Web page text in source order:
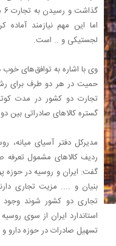
اما این مهم نیازمند
لجستیکی و .. است.
وی با اشاره به توافق‌های
حمیت در هر دو طرف برای
تجارت دو کشور در مدت
گستره کالاهای صادراتی بین
مدیرکل دفتر آسیای میانه،
گفت: ایران و روسیه در
بنیان و .... مزیت تجاری
تجاری دو کشور شوند وجود
استاندارد ایران از سوی
تسهیل صادرات در حوزه دارو